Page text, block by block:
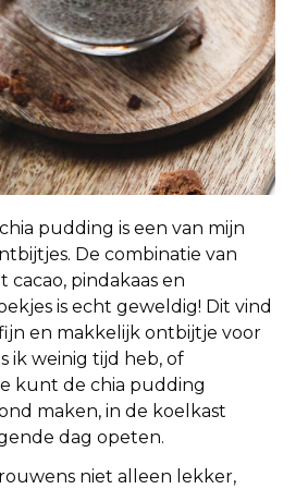
pudding is een van mijn
De combinatie van
pindakaas en
is echt geweldig! Dit vind
en makkelijk ontbijtje voor
ik weinig tijd heb, of
kunt de chia pudding
maken, in de koelkast
dag opeten.
niet alleen lekker,